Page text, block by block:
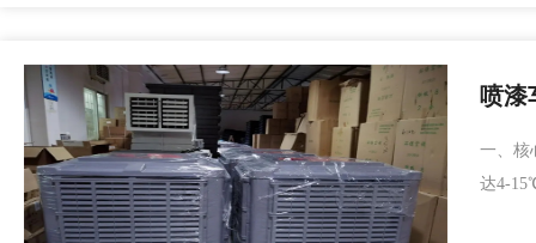
喷漆
一、核
达4-